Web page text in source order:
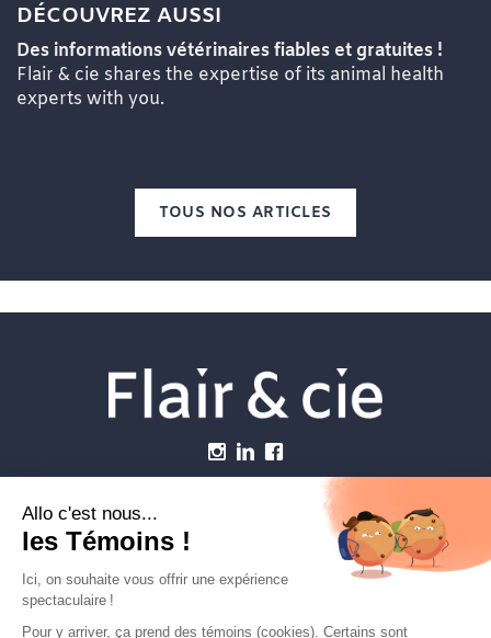
DÉCOUVREZ AUSSI
Des informations vétérinaires fiables et gratuites !
Flair & cie shares the expertise of its animal health
experts with you.
TOUS NOS ARTICLES
Établissements vétérinaires
Carrière
Contactez-nous